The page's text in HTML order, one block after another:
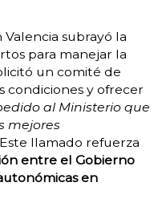
subrayó la
para manejar la
un comité de
condiciones y ofrecer
al Ministerio que
mejores
llamado refuerza
entre el Gobierno
en